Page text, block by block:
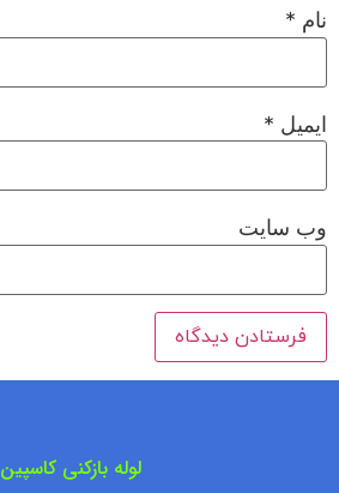
نام *
ایمیل *
وب‌ سایت
لوله بازکنی کاسپین